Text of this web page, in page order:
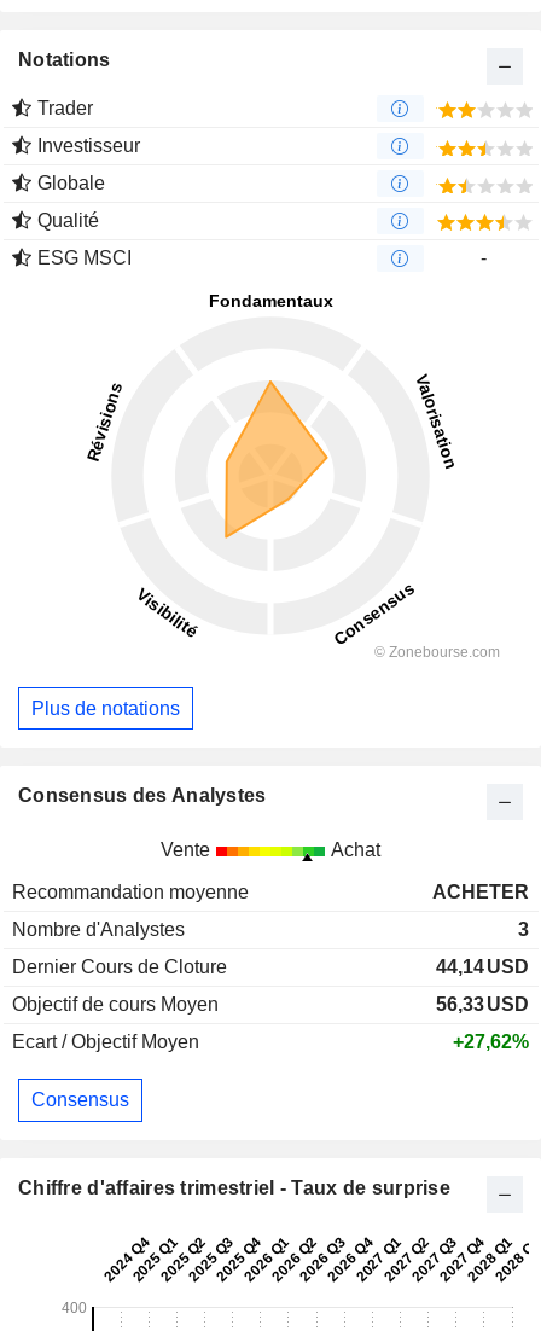
Notations
Trader
Investisseur
Globale
Qualité
ESG MSCI
-
Plus de notations
Consensus des Analystes
Vente Achat
Recommandation moyenne
ACHETER
Nombre d'Analystes
3
Dernier Cours de Cloture
44,14USD
Objectif de cours Moyen
56,33USD
Ecart / Objectif Moyen
+27,62%
Consensus
Chiffre d'affaires trimestriel - Taux de surprise